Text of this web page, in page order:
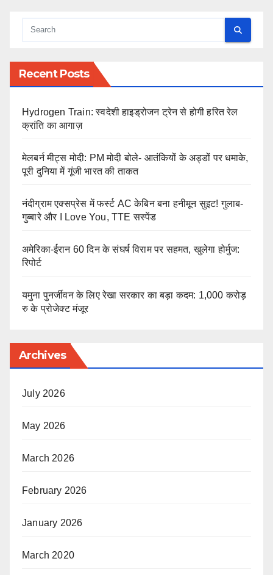
Recent Posts
Hydrogen Train: स्वदेशी हाइड्रोजन ट्रेन से होगी हरित रेल
क्रांति का आगाज़
मेलबर्न मीट्स मोदी: PM मोदी बोले- आतंकियों के अड्डों पर धमाके,
पूरी दुनिया में गूंजी भारत की ताकत
नंदीग्राम एक्सप्रेस में फर्स्ट AC केबिन बना हनीमून सुइट! गुलाब-
गुब्बारे और I Love You, TTE सस्पेंड
अमेरिका-ईरान 60 दिन के संघर्ष विराम पर सहमत, खुलेगा होर्मुज:
रिपोर्ट
यमुना पुनर्जीवन के लिए रेखा सरकार का बड़ा कदम: 1,000 करोड़
रु के प्रोजेक्ट मंजूर
Archives
July 2026
May 2026
March 2026
February 2026
January 2026
March 2020